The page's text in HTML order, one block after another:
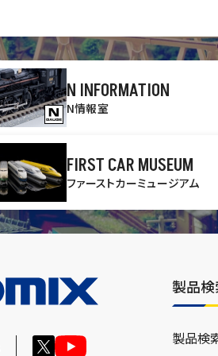
N INFORMATION
N情報室
FIRST CAR MUSEUM
ファーストカーミュージアム
製品
製品検